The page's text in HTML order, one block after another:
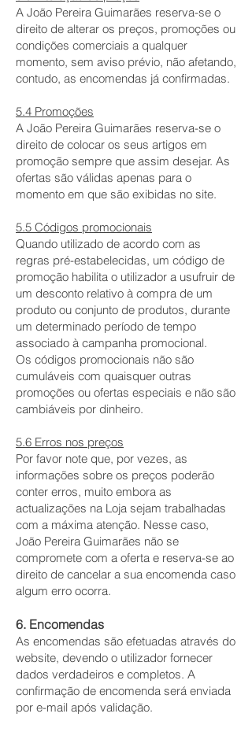
A João Pereira Guimarães reserva-se o
direito de alterar os preços, promoções ou
condições comerciais a qualquer
momento, sem aviso prévio, não afetando,
contudo, as encomendas já confirmadas.
5.4 Promoções
A João Pereira Guimarães reserva-se o
direito de colocar os seus artigos em
promoção sempre que assim desejar. As
ofertas são válidas apenas para o
momento em que são exibidas no site.
5.5 Códigos promocionais
Quando utilizado de acordo com as
regras pré-estabelecidas, um código de
promoção habilita o utilizador a usufruir de
um desconto relativo à compra de um
produto ou conjunto de produtos, durante
um determinado período de tempo
associado à campanha promocional.
Os códigos promocionais não são
cumuláveis com quaisquer outras
promoções ou ofertas especiais e não são
cambiáveis por dinheiro.
5.6 Erros nos preços
Por favor note que, por vezes, as
informações sobre os preços poderão
conter erros, muito embora as
actualizações na Loja sejam trabalhadas
com a máxima atenção. Nesse caso,
João Pereira Guimarães não se
compromete com a oferta e reserva-se ao
direito de cancelar a sua encomenda caso
algum erro ocorra.
6. Encomendas
As encomendas são efetuadas através do
website, devendo o utilizador fornecer
dados verdadeiros e completos. A
confirmação de encomenda será enviada
por e-mail após validação.